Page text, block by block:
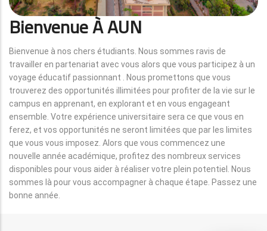
Bienvenue À AUN
Bienvenue à nos chers étudiants. Nous sommes ravis de
travailler en partenariat avec vous alors que vous participez à un
voyage éducatif passionnant . Nous promettons que vous
trouverez des opportunités illimitées pour profiter de la vie sur le
campus en apprenant, en explorant et en vous engageant
ensemble. Votre expérience universitaire sera ce que vous en
ferez, et vos opportunités ne seront limitées que par les limites
que vous vous imposez. Alors que vous commencez une
nouvelle année académique, profitez des nombreux services
disponibles pour vous aider à réaliser votre plein potentiel. Nous
sommes là pour vous accompagner à chaque étape. Passez une
bonne année.